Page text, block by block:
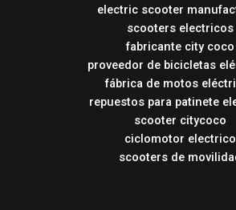
electric scooter
scooters electricos
fabricante city coco
proveedor de bicicletas
fábrica de motos
repuestos para patinete
scooter citycoco
ciclomotor electrico
scooters de